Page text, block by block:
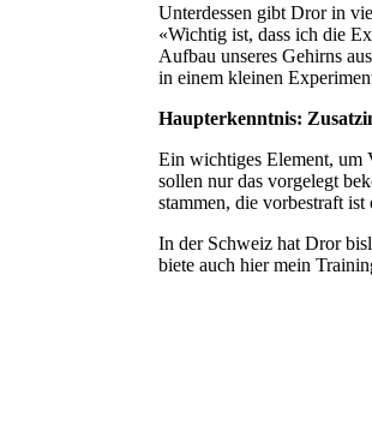
Unterdessen gibt Dror in
«Wichtig ist, dass ich die
Aufbau unseres Gehirns
in einem kleinen
Haupterkenntnis:
Ein wichtiges Element, um
sollen nur das vorgelegt
stammen, die vorbestraft
In der Schweiz hat Dror
biete auch hier mein